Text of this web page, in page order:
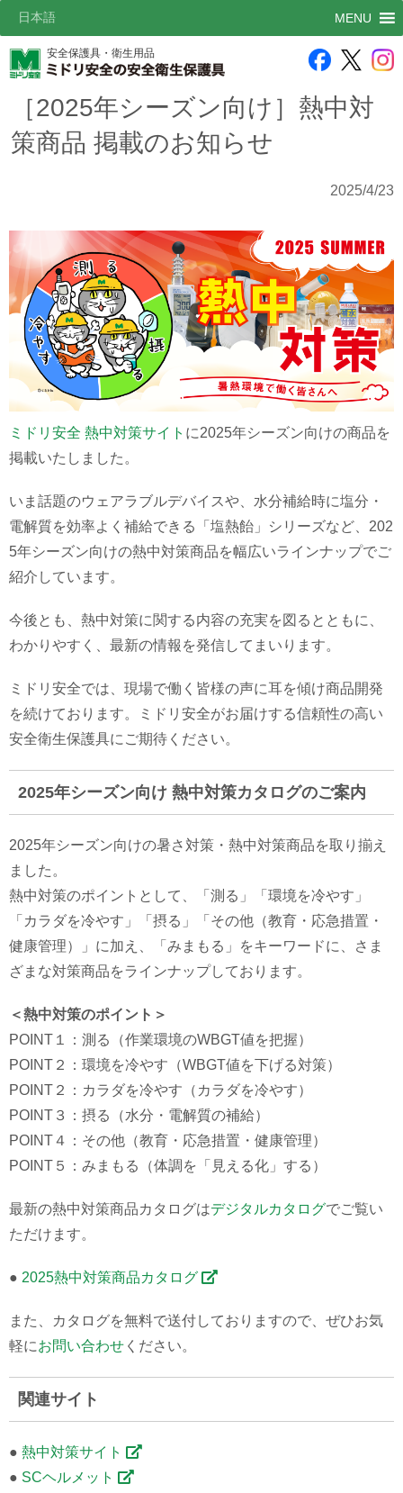
安全保護具・衛生用品
MENU
日本語
［2025年シーズン向け］熱中対
策商品 掲載のお知らせ
2025/4/23
ミドリ安全 熱中対策サイト に2025年シーズン向けの商品を
掲載いたしました。
いま話題のウェアラブルデバイスや、水分補給時に塩分・
電解質を効率よく補給できる「塩熱飴」シリーズなど、202
5年シーズン向けの熱中対策商品を幅広いラインナップでご
紹介しています。
今後とも、熱中対策に関する内容の充実を図るとともに、
わかりやすく、最新の情報を発信してまいります。
ミドリ安全では、現場で働く皆様の声に耳を傾け商品開発
を続けております。ミドリ安全がお届けする信頼性の高い
安全衛生保護具にご期待ください。
2025年シーズン向け 熱中対策カタログのご案内
2025年シーズン向けの暑さ対策・熱中対策商品を取り揃え
ました。
熱中対策のポイントとして、「測る」「環境を冷やす」
「カラダを冷やす」「摂る」「その他（教育・応急措置・
健康管理）」に加え、「みまもる」をキーワードに、さま
ざまな対策商品をラインナップしております。
＜熱中対策のポイント＞
POINT１：測る（作業環境のWBGT値を把握）
POINT２：環境を冷やす（WBGT値を下げる対策）
POINT２：カラダを冷やす（カラダを冷やす）
POINT３：摂る（水分・電解質の補給）
POINT４：その他（教育・応急措置・健康管理）
POINT５：みまもる（体調を「見える化」する）
最新の熱中対策商品カタログはデジタルカタログでご覧い
ただけます。
● 2025熱中対策商品カタログ
また、カタログを無料で送付しておりますので、ぜひお気
軽にお問い合わせ ください。
関連サイト
● 熱中対策サイト
● SCヘルメット